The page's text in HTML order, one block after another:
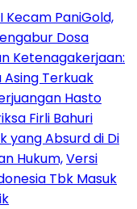
Kecam PaniGold,
Dosa
Ketenagakerjaan:
Terkuak
Hasto
Firli Bahuri
yang Absurd di Di
Hukum,Versi
Tbk Masuk